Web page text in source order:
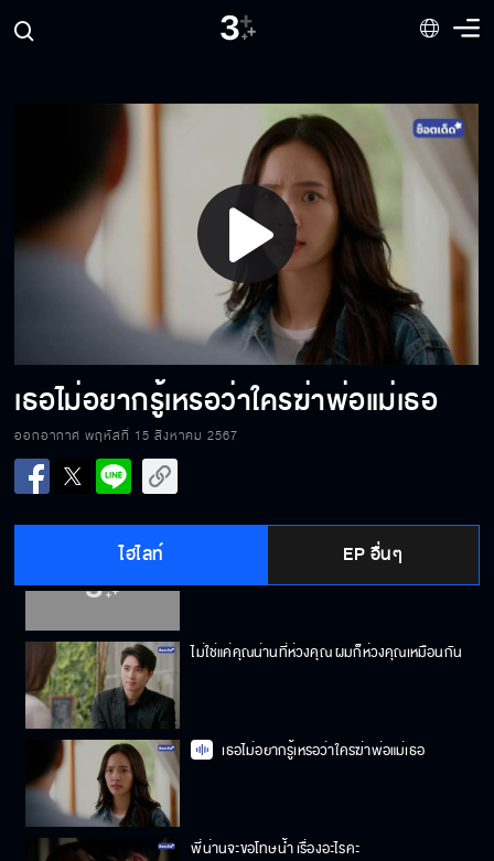
Play
Video
เธอไม่อยากรู้เหรอว่าใครฆ่าพ่อแม่เธอ
ออกอากาศ พฤหัสที่ 15 สิงหาคม 2567
ไฮไลท์ EP อื่นๆ
เราสองคนผ่านเรื่องนี้มาด้วยกัน
พี่ไม่อยากมองน้ำด้วยความรู้สึกแบบนี้
ไม่ต้องห่วงนะคะ พี่จะไม่ไปไหน พี่จะอยู่กับน้ำ
ถ้าพี่น่านมีแฟน แล้วน้ำต้องทำตัวยังไง
ไม่ใช่แค่คุณน่านที่ห่วงคุณ ผมก็ห่วงคุณเหมือนกัน
เธอไม่อยากรู้เหรอว่าใครฆ่าพ่อแม่เธอ
พี่น่านจะขอโทษน้ำ เรื่องอะไรคะ